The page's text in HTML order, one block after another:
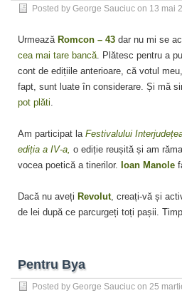
Posted by George Sauciuc on 13 mai
Urmează Romcon – 43 dar nu mi se
cea mai tare bancă. Plătesc pentru a
cont de edițiile anterioare, că votul
fapt, sunt luate în considerare. Și mă
pot plăti.
Am participat la Festivalului
ediția a IV-a, o ediție reușită și am
vocea poetică a tinerilor. Ioan Manole
Dacă nu aveți Revolut, creați-vă și
de lei după ce parcurgeți toți pașii.
Pentru Bya
Posted by George Sauciuc on 25